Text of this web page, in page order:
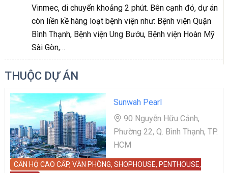
Vinmec, di chuyển khoảng 2 phút. Bên cạnh đó, dự án
còn liền kề hàng loạt bệnh viện như: Bệnh viện Quận
Bình Thạnh, Bệnh viện Ung Bướu, Bệnh viện Hoàn Mỹ
Sài Gòn,…
THUỘC DỰ ÁN
Sunwah Pearl
90 Nguyễn Hữu Cảnh,
Phường 22, Q. Bình Thạnh, TP.
HCM
CĂN HỘ CAO CẤP, VĂN PHÒNG, SHOPHOUSE, PENTHOUSE,